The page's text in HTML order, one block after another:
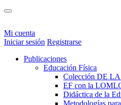
Mi cuenta
Iniciar sesión Registrarse
Publicaciones
Educación Física
Colección DE
EF con la
Didáctica de la
Metodologías